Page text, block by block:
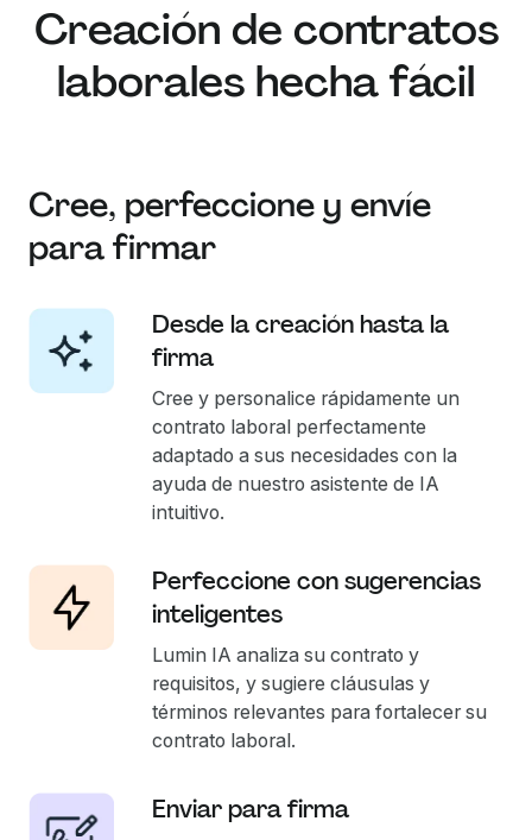
Creación de contratos
laborales hecha fácil
Cree, perfeccione y envíe
para firmar
Desde la creación hasta la
firma
Cree y personalice rápidamente un
contrato laboral perfectamente
adaptado a sus necesidades con la
ayuda de nuestro asistente de IA
intuitivo.
Perfeccione con sugerencias
inteligentes
Lumin IA analiza su contrato y
requisitos, y sugiere cláusulas y
términos relevantes para fortalecer su
contrato laboral.
Enviar para firma